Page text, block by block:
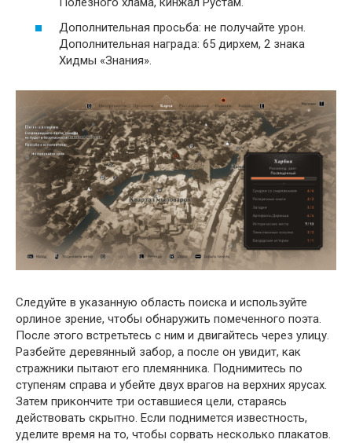
Дополнительная просьба: не получайте урон.
Дополнительная награда: 65 дирхем, 2 знака
Хидмы «Знания».
Следуйте в указанную область поиска и используйте
орлиное зрение, чтобы обнаружить помеченного поэта.
После этого встретьтесь с ним и двигайтесь через улицу.
Разбейте деревянный забор, а после он увидит, как
стражники пытают его племянника. Поднимитесь по
ступеням справа и убейте двух врагов на верхних ярусах.
Затем прикончите три оставшиеся цели, стараясь
действовать скрытно. Если поднимется известность,
уделите время на то, чтобы сорвать несколько плакатов.